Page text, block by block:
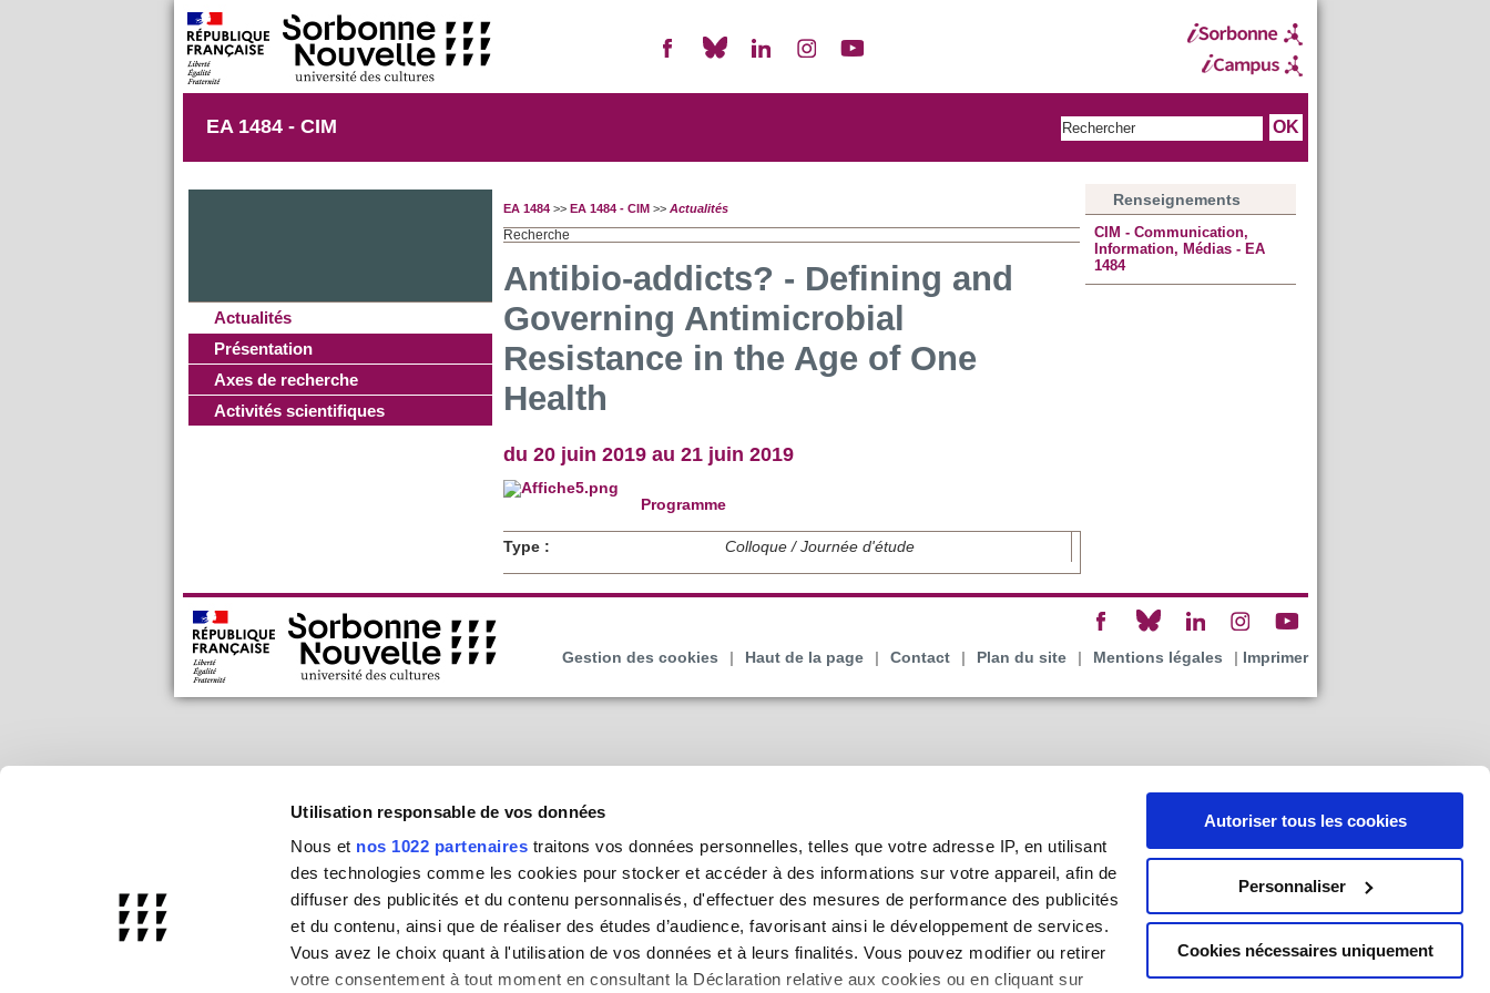
Utilisation responsable de vos données
Nous et nos 1022 partenaires traitons vos données personnelles, telles que votre adresse IP, en utilisant
des technologies comme les cookies pour stocker et accéder à des informations sur votre appareil, afin de
diffuser des publicités et du contenu personnalisés, d'effectuer des mesures de performance des publicités
et du contenu, ainsi que de réaliser des études d’audience, favorisant ainsi le développement de services.
Vous avez le choix quant à l'utilisation de vos données et à leurs finalités. Vous pouvez modifier ou retirer
votre consentement à tout moment en consultant la Déclaration relative aux cookies ou en cliquant sur
Autoriser tous les cookies
Personnaliser
Cookies nécessaires uniquement
EA 1484 - CIM
Actualités
Présentation
Axes de recherche
Activités scientifiques
EA 1484>> EA 1484 - CIM>> Actualités
Recherche
Antibio-addicts? - Defining and
Governing Antimicrobial
Resistance in the Age of One
Health
du 20 juin 2019 au 21 juin 2019
Programme
Type : Colloque / Journée d'étude
Renseignements
CIM - Communication,
Information, Médias - EA
1484
Gestion des cookies Haut de la page Contact Plan du site Mentions légales Imprimer